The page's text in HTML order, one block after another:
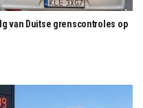
van Duitse grenscontroles op